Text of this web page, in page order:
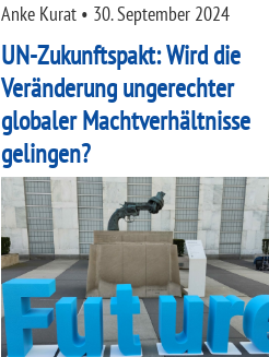
Anke Kurat• 30. September 2024
UN-Zukunftspakt: Wird die
Veränderung ungerechter
globaler Machtverhältnisse
gelingen?